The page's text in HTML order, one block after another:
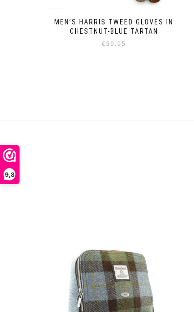
9,8
MEN’S HARRIS TWEED GLOVES IN
CHESTNUT-BLUE TARTAN
€59.95